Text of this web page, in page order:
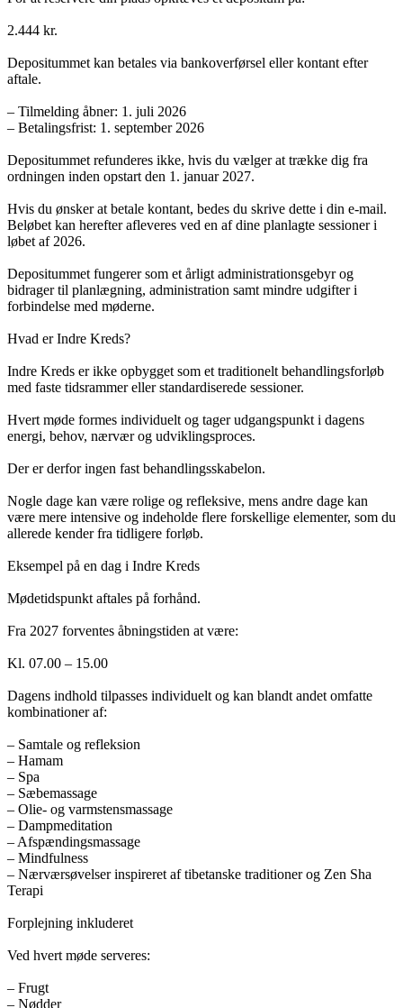
2.444 kr.
Depositummet kan betales via bankoverførsel eller kontant efter
aftale.
– Tilmelding åbner: 1. juli 2026
– Betalingsfrist: 1. september 2026
Depositummet refunderes ikke, hvis du vælger at trække dig fra
ordningen inden opstart den 1. januar 2027.
Hvis du ønsker at betale kontant, bedes du skrive dette i din e-mail.
Beløbet kan herefter afleveres ved en af dine planlagte sessioner i
løbet af 2026.
Depositummet fungerer som et årligt administrationsgebyr og
bidrager til planlægning, administration samt mindre udgifter i
forbindelse med møderne.
Hvad er Indre Kreds?
Indre Kreds er ikke opbygget som et traditionelt behandlingsforløb
med faste tidsrammer eller standardiserede sessioner.
Hvert møde formes individuelt og tager udgangspunkt i dagens
energi, behov, nærvær og udviklingsproces.
Der er derfor ingen fast behandlingsskabelon.
Nogle dage kan være rolige og refleksive, mens andre dage kan
være mere intensive og indeholde flere forskellige elementer, som du
allerede kender fra tidligere forløb.
Eksempel på en dag i Indre Kreds
Mødetidspunkt aftales på forhånd.
Fra 2027 forventes åbningstiden at være:
Kl. 07.00 – 15.00
Dagens indhold tilpasses individuelt og kan blandt andet omfatte
kombinationer af:
– Samtale og refleksion
– Hamam
– Spa
– Sæbemassage
– Olie- og varmstensmassage
– Dampmeditation
– Afspændingsmassage
– Mindfulness
– Nærværsøvelser inspireret af tibetanske traditioner og Zen Sha
Terapi
Forplejning inkluderet
Ved hvert møde serveres:
– Frugt
– Nødder